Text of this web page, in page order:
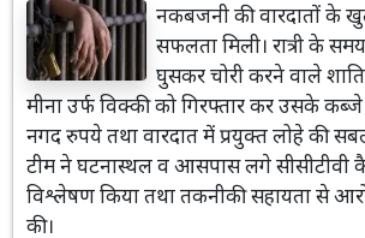
नकबजनी की वारदातों के
सफलता मिली। रात्री के
घुसकर चोरी करने वाले
मीना उर्फ विक्की को गिरफ्तार कर उसके
नगद रुपये तथा वारदात में प्रयुक्त लोहे की
टीम ने घटनास्थल व आसपास लगे सीसीटीवी
विश्लेषण किया तथा तकनीकी सहायता से
की।